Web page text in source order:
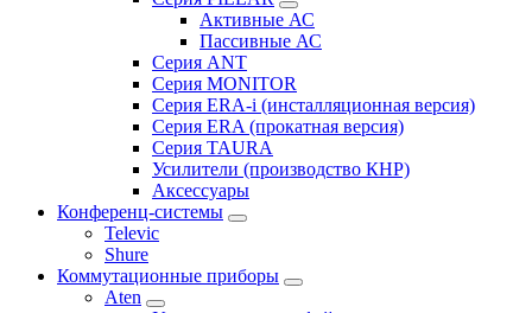
Активные АС
Пассивные АС
Серия ANT
Серия MONITOR
Серия ERA-i (инсталляционная версия)
Серия ERA (прокатная версия)
Серия TAURA
Усилители (производство КНР)
Аксессуары
Конференц-системы
Televic
Shure
Коммутационные приборы
Aten